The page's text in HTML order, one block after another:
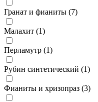
Гранат и фианиты (7)
Малахит (1)
Перламутр (1)
Рубин синтетический (1)
Фианиты и хризопраз (3)